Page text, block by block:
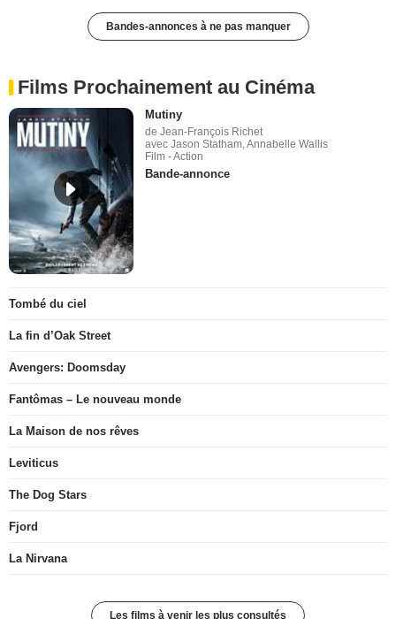
Bandes-annonces à ne pas manquer
Films Prochainement au Cinéma
Mutiny
de Jean-François Richet
avec Jason Statham, Annabelle Wallis
Film - Action
Bande-annonce
Tombé du ciel
La fin d’Oak Street
Avengers: Doomsday
Fantômas – Le nouveau monde
La Maison de nos rêves
Leviticus
The Dog Stars
Fjord
La Nirvana
Les films à venir les plus consultés